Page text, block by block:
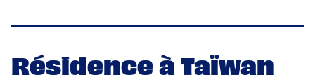
Résidence à Taïwan